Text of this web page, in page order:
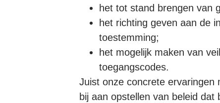
het tot stand brengen van
het richting geven aan de
toestemming;
het mogelijk maken van
toegangscodes.
Juist onze concrete ervaringen
bij aan opstellen van beleid